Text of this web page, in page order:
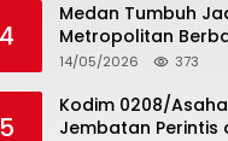
4
Medan Tumbuh
Metropolitan
Teknologi
14/05/2026 373
5
Kodim 0208/
Jembatan Perintis